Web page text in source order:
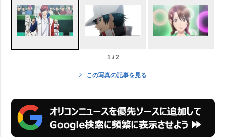
1 / 2
この写真の記事を見る